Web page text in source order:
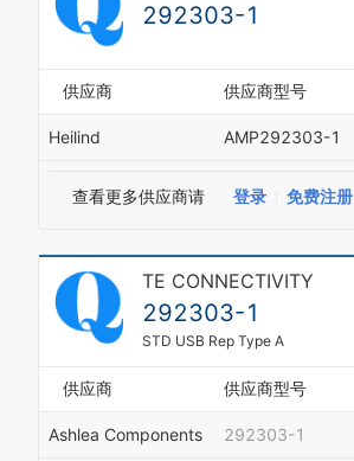
292303-1
供应商 供应商型号
Heilind AMP292303-1
查看更多供应商请 登录 免费注册
TE CONNECTIVITY
292303-1
STD USB Rep Type A
供应商 供应商型号
Ashlea Components 292303-1